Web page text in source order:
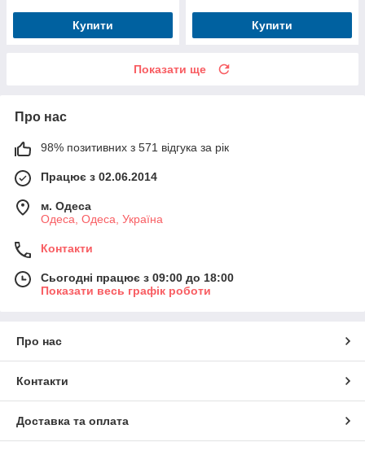
Купити Купити
Показати ще
Про нас
98% позитивних з 571 відгука за рік
Працює з 02.06.2014
м. Одеса
Одеса, Одеса, Україна
Контакти
Сьогодні працює з 09:00 до 18:00
Показати весь графік роботи
Про нас
Контакти
Доставка та оплата